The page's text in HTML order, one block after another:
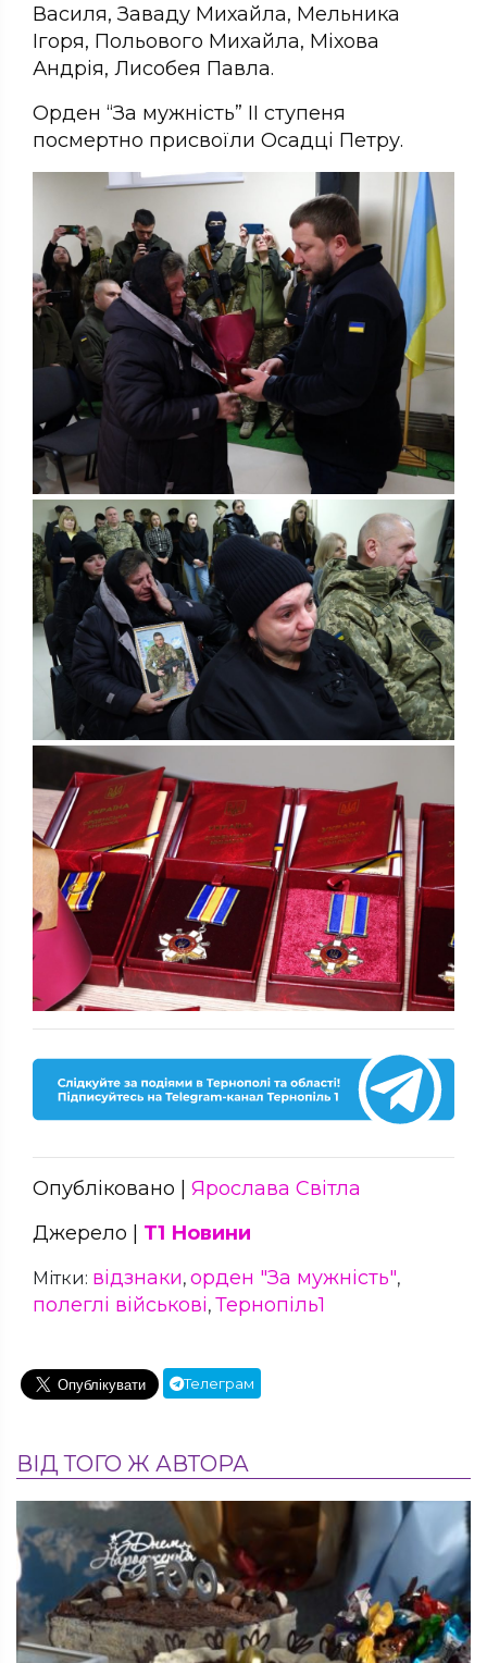
Василя, Заваду Михайла, Мельника
Ігоря, Польового Михайла, Міхова
Андрія, Лисобея Павла.
Орден “За мужність” ІІ ступеня
посмертно присвоїли Осадці Петру.
Опубліковано | Ярослава Світла
Джерело | Т1 Новини
Мітки: відзнаки, орден "За мужність",
полеглі військові, Тернопіль1
Телеграм
ВІД ТОГО Ж АВТОРА